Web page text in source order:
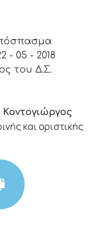
- 05 - 2018
του Δ.Σ.
και οριστικής